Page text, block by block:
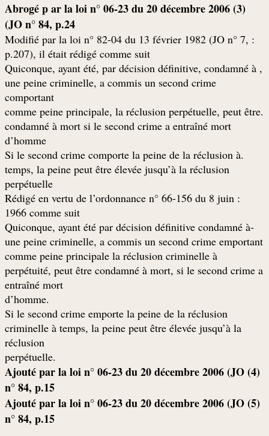
(3) Abrogé p ar la loi n° 06-23 du 20 décembre 2006
(JO n° 84, p.24
: Modifié par la loi n° 82-04 du 13 février 1982 (JO n° 7,
p.207), il était rédigé comme suit
, Quiconque, ayant été, par décision définitive, condamné à
une peine criminelle, a commis un second crime
comportant
.comme peine principale, la réclusion perpétuelle, peut être
condamné à mort si le second crime a entraîné mort
d’homme
.Si le second crime comporte la peine de la réclusion à
temps, la peine peut être élevée jusqu’à la réclusion
perpétuelle
: Rédigé en vertu de l’ordonnance n° 66-156 du 8 juin
1966 comme suit
-Quiconque, ayant été par décision définitive condamné à
une peine criminelle, a commis un second crime emportant
comme peine principale la réclusion criminelle à
perpétuité, peut être condamné à mort, si le second crime a
entraîné mort
.d’homme
Si le second crime emporte la peine de la réclusion
criminelle à temps, la peine peut être élevée jusqu’à la
réclusion
.perpétuelle
(4) Ajouté par la loi n° 06-23 du 20 décembre 2006 (JO
n° 84, p.15
(5) Ajouté par la loi n° 06-23 du 20 décembre 2006 (JO
n° 84, p.15